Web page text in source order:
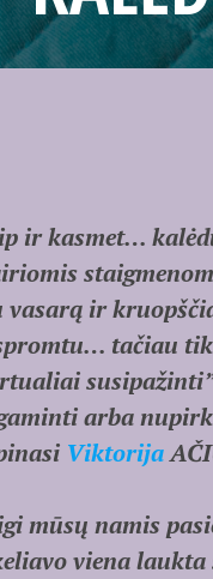
ir kasmet…
vasarą ir
tačiau
arba
Viktorija
mūsų namis
viena